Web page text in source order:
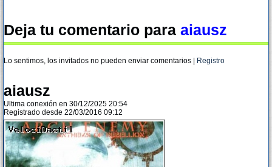
Deja tu comentario para aiausz
Lo sentimos, los invitados no pueden enviar comentarios | Registro
aiausz
Ultima conexión en 30/12/2025 20:54
Registrado desde 22/03/2016 09:12